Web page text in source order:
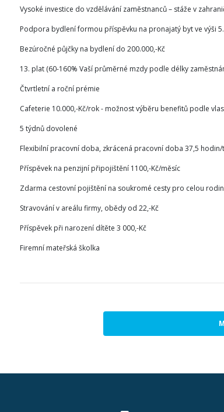
Vysoké investice do vzdělávání zaměstnanců – stáže v
Podpora bydlení formou příspěvku na pronajatý byt ve výši
Bezúročné půjčky na bydlení do 200.000,-Kč
13. plat (60-160% Vaší průměrné mzdy podle délky
Čtvrtletní a roční prémie
Cafeterie 10.000,-Kč/rok - možnost výběru benefitů podle
5 týdnů dovolené
Flexibilní pracovní doba, zkrácená pracovní doba 37,5
Příspěvek na penzijní připojištění 1100,-Kč/měsíc
Zdarma cestovní pojištění na soukromé cesty pro celou
Stravování v areálu firmy, obědy od 22,-Kč
Příspěvek při narození dítěte 3 000,-Kč
Firemní mateřská školka